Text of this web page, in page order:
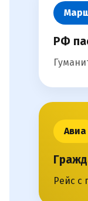
РФ
Авиа
Рейс с